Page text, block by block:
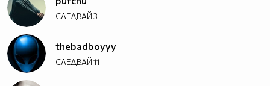
СЛЕДВАЙ3
thebadboyyy
СЛЕДВАЙ11